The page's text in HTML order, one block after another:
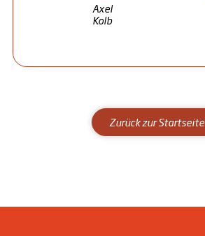
Axel
Kolb
Zurück zur Startseite